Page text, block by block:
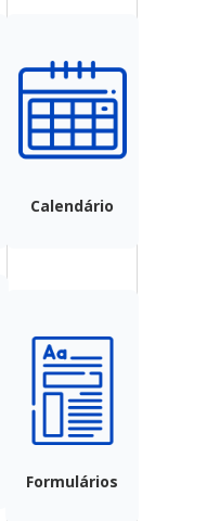
Calendário
Formulários